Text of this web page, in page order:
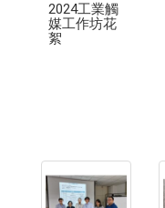
2024工業觸
媒工作坊花
絮